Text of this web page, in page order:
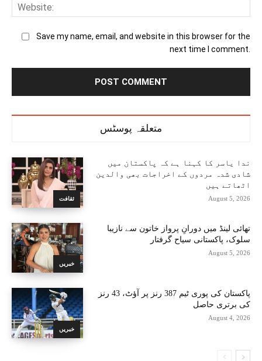
Save my name, email, and website in this browser for the
next time I comment.
متعلقہ پوسٹس
ثقافت
ندا یاسر کا کہنا ہے کہ پاکستان میں
شادی شدہ مردوں کے اخراجات بھی والدین
اٹھاتے ہیں
August 5, 2026
خبریں
تھائی لینڈ میں دورانِ پرواز خاتون سے نازیبا
سلوک، پاکستانی سیاح گرفتار
August 5, 2026
خبریں
پاکستان کی پوری ٹیم 387 رنز پر آؤٹ، 43 رنز
کی برتری حاصل
August 4, 2026